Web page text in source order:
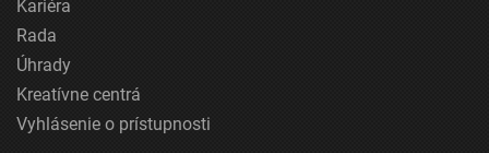
Kariéra
Rada
Úhrady
Kreatívne centrá
Vyhlásenie o prístupnosti